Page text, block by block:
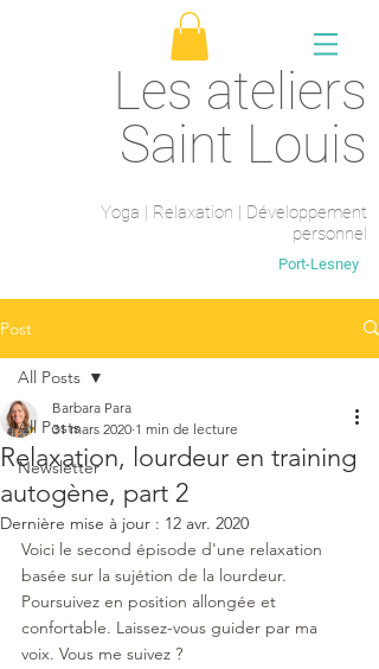
Les ateliers
Saint Louis
Yoga | Relaxation | Développement
personnel
Port-Lesney
Post
All Posts
Newsletter
All Posts
Relaxation, lourdeur en training
autogène, part 2
Barbara Para
31 mars 2020 1 min de lecture
Dernière mise à jour : 12 avr. 2020
Voici le second épisode d'une relaxation
basée sur la sujétion de la lourdeur.
Poursuivez en position allongée et
confortable. Laissez-vous guider par ma
voix. Vous me suivez ?